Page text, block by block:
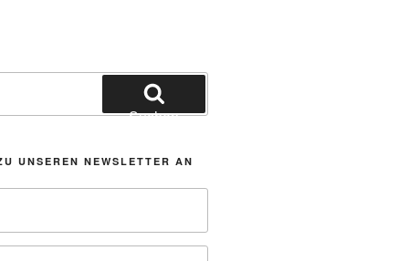
Suchen
UNSEREN NEWSLETTER AN